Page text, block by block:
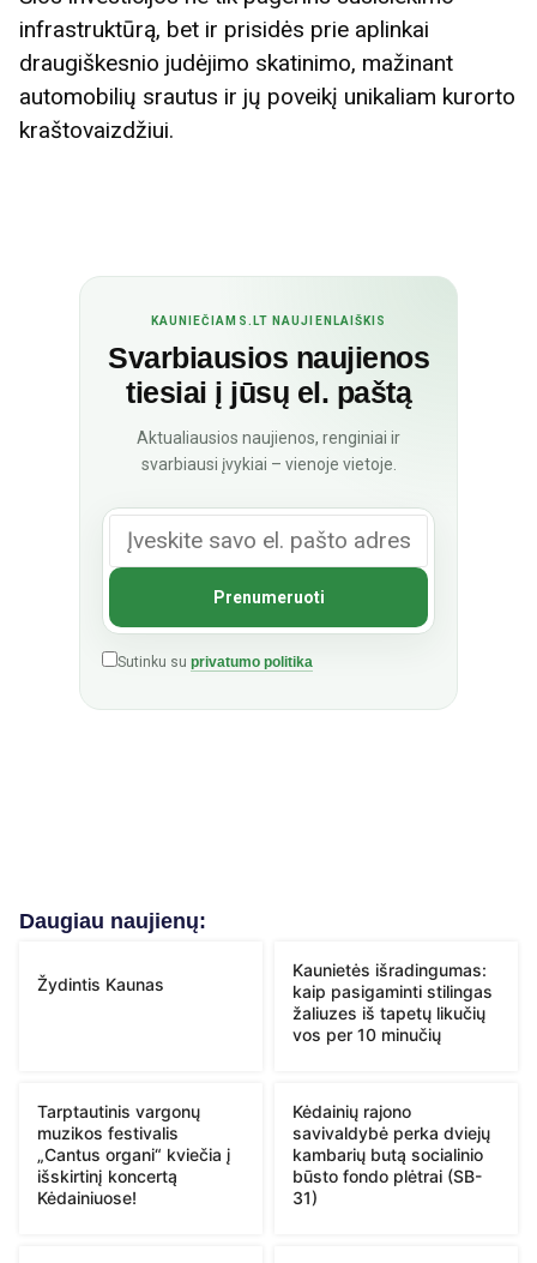
infrastruktūrą, bet ir prisidės prie aplinkai
draugiškesnio judėjimo skatinimo, mažinant
automobilių srautus ir jų poveikį unikaliam kurorto
kraštovaizdžiui.
KAUNIEČIAMS.LT NAUJIENLAIŠKIS
Svarbiausios naujienos
tiesiai į jūsų el. paštą
Aktualiausios naujienos, renginiai ir
svarbiausi įvykiai – vienoje vietoje.
Sutinku su privatumo politika
Daugiau naujienų:
Žydintis Kaunas
Kaunietės išradingumas:
kaip pasigaminti stilingas
žaliuzes iš tapetų likučių
vos per 10 minučių
Tarptautinis vargonų
muzikos festivalis
„Cantus organi“ kviečia į
išskirtinį koncertą
Kėdainiuose!
Kėdainių rajono
savivaldybė perka dviejų
kambarių butą socialinio
būsto fondo plėtrai (SB-
31)